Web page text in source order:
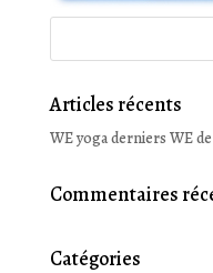
Articles récents
WE yoga derniers WE
Commentaires
Catégories